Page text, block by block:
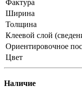
Фактура
Ширина
Толщина
Клеевой слой
Ориентировочное
Цвет
Наличие